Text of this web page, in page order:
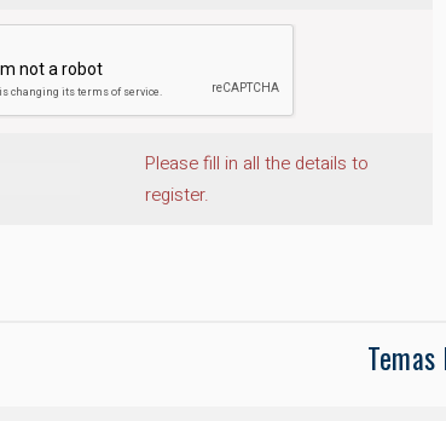
Please fill in all the details to
register.